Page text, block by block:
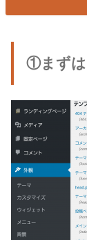
①まずは